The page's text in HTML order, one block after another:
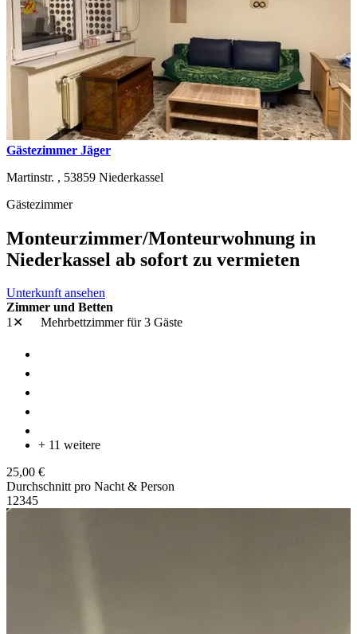
Gästezimmer Jäger
Martinstr. , 53859 Niederkassel
Gästezimmer
Monteurzimmer/Monteurwohnung in
Niederkassel ab sofort zu vermieten
Unterkunft ansehen
Zimmer und Betten
1✕
Mehrbettzimmerfür 3 Gäste
+ 11 weitere
25,00 €
Durchschnitt pro Nacht & Person
12345